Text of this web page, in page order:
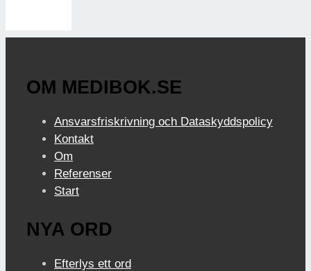
OM MEDIBOK.SE
Ansvarsfriskrivning och Dataskyddspolicy
Kontakt
Om
Referenser
Start
NYA ORD
Efterlys ett ord